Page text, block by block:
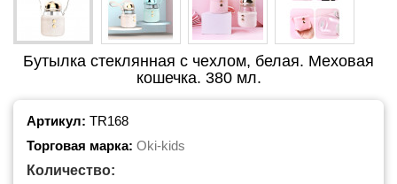
Бутылка стеклянная с чехлом, белая. Меховая
кошечка. 380 мл.
Артикул: TR168
Торговая марка: Oki-kids
Количество: